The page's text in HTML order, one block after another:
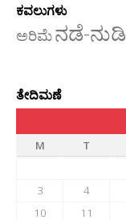
ಕವಲುಗಳು
ಅರಿಮೆನಡೆ-ನುಡಿ
ತೇದಿಮಣೆ
M
T
3
4
10
11